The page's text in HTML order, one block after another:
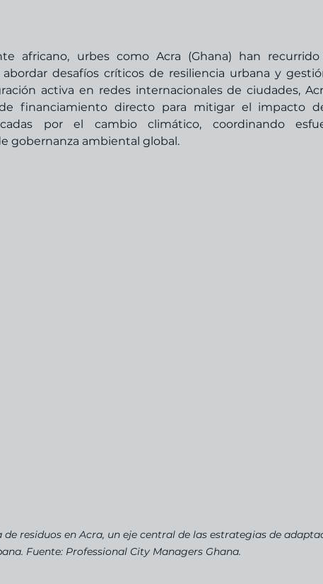
africano, urbes como Acra (Ghana) han
desafíos críticos de resiliencia urbana y
activa en redes internacionales de ciudades,
financiamiento directo para mitigar el impacto
por el cambio climático, coordinando
gobernanza ambiental global.
residuos en Acra, un eje central de las estrategias de
Fuente: Professional City Managers Ghana.